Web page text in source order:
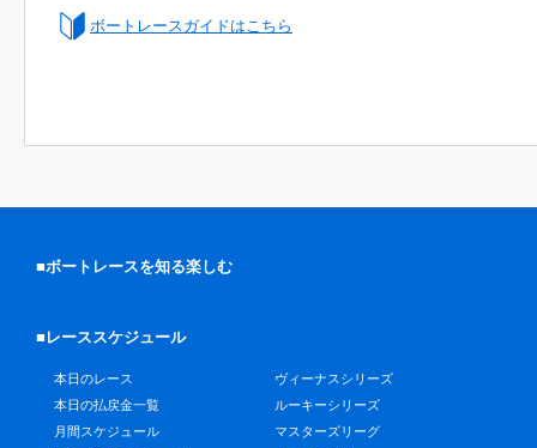
ボートレースガイドはこちら
■ボートレースを知る楽しむ
■レーススケジュール
本日のレース
本日の払戻金一覧
月間スケジュール
ヴィーナスシリーズ
ルーキーシリーズ
マスターズリーグ